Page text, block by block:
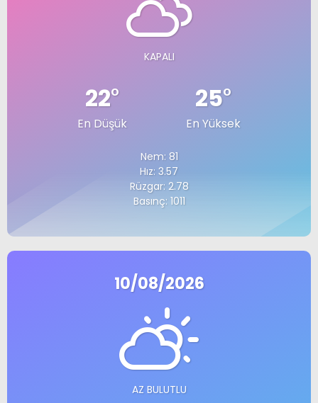
KAPALI
22°
En Düşük
25°
En Yüksek
Nem: 81
Hız: 3.57
Rüzgar: 2.78
Basınç: 1011
10/08/2026
AZ BULUTLU